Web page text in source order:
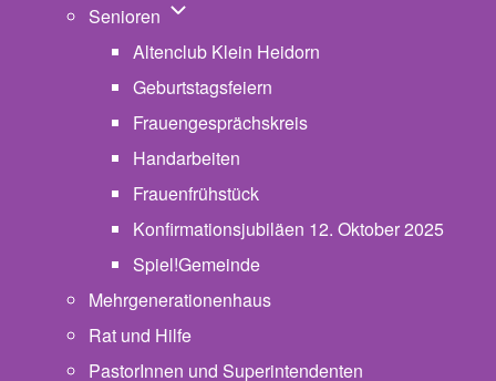
Senioren Unternavigation von Senioren
Altenclub Klein Heidorn
Geburtstagsfeiern
Frauengesprächskreis
Handarbeiten
Frauenfrühstück
Konfirmationsjubiläen 12. Oktober 2025
Spiel!Gemeinde
Mehrgenerationenhaus
Rat und Hilfe
PastorInnen und Superintendenten